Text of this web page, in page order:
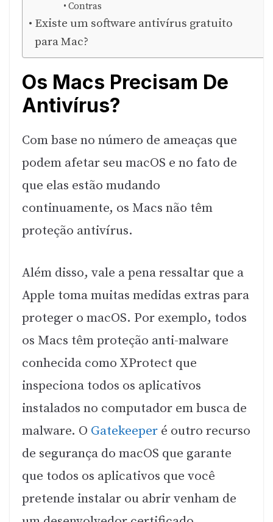
Contras
Existe um software antivírus gratuito
para Mac?
Os Macs Precisam De
Antivírus?
Com base no número de ameaças que
podem afetar seu macOS e no fato de
que elas estão mudando
continuamente, os Macs não têm
proteção antivírus.
Além disso, vale a pena ressaltar que a
Apple toma muitas medidas extras para
proteger o macOS. Por exemplo, todos
os Macs têm proteção anti-malware
conhecida como XProtect que
inspeciona todos os aplicativos
instalados no computador em busca de
malware. O Gatekeeper é outro recurso
de segurança do macOS que garante
que todos os aplicativos que você
pretende instalar ou abrir venham de